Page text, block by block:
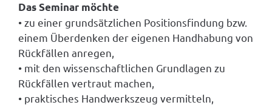
Das Seminar möchte
• zu einer grundsätzlichen Positionsfindung bzw.
einem Überdenken der eigenen Handhabung von
Rückfällen anregen,
• mit den wissenschaftlichen Grundlagen zu
Rückfällen vertraut machen,
• praktisches Handwerkszeug vermitteln,